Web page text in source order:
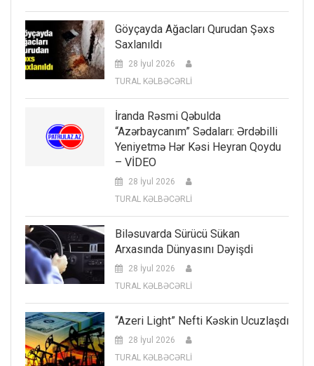
Göyçayda Ağacları Qurudan Şəxs
Saxlanıldı
28 İyul 2026
TURAL KƏLBƏCƏRLİ
İranda Rəsmi Qəbulda
“Azərbaycanım” Sədaları: Ərdəbilli
Yeniyetmə Hər Kəsi Heyran Qoydu
– VİDEO
28 İyul 2026
TURAL KƏLBƏCƏRLİ
Biləsuvarda Sürücü Sükan
Arxasında Dünyasını Dəyişdi
28 İyul 2026
TURAL KƏLBƏCƏRLİ
“Azeri Light” Nefti Kəskin Ucuzlaşdı
28 İyul 2026
TURAL KƏLBƏCƏRLİ